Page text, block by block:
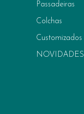
Passadeiras
Colchas
Customizados
NOVIDADES